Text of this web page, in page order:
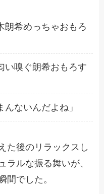
朗希めっちゃおもろ
い嗅ぐ朗希おもろす
んないんだよね」
た後のリラックスし
ラルな振る舞いが、
間でした。